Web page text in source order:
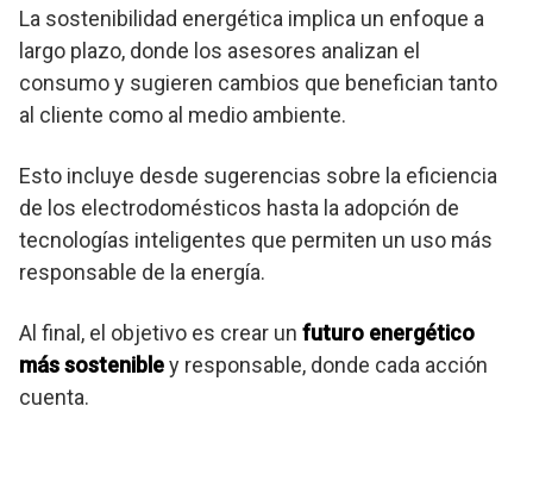
La sostenibilidad energética implica un enfoque a
largo plazo, donde los asesores analizan el
consumo y sugieren cambios que benefician tanto
al cliente como al medio ambiente.
Esto incluye desde sugerencias sobre la eficiencia
de los electrodomésticos hasta la adopción de
tecnologías inteligentes que permiten un uso más
responsable de la energía.
Al final, el objetivo es crear un futuro energético
más sostenibley responsable, donde cada acción
cuenta.